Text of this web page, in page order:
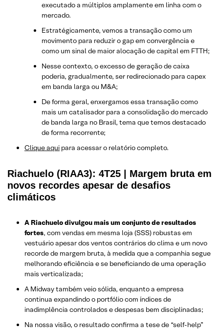
executado a múltiplos amplamente em linha com o
mercado.
Estratégicamente, vemos a transação como um
movimento para reduzir o gap em convergência e
como um sinal de maior alocação de capital em FTTH;
Nesse contexto, o excesso de geração de caixa
poderia, gradualmente, ser redirecionado para capex
em banda larga ou M&A;
De forma geral, enxergamos essa transação como
mais um catalisador para a consolidação do mercado
de banda larga no Brasil, tema que temos destacado
de forma recorrente;
Clique aqui para acessar o relatório completo.
Riachuelo (RIAA3): 4T25 | Margem bruta em
novos recordes apesar de desafios
climáticos
A Riachuelo divulgou mais um conjunto de resultados
fortes, com vendas em mesma loja (SSS) robustas em
vestuário apesar dos ventos contrários do clima e um novo
recorde de margem bruta, à medida que a companhia segue
melhorando eficiência e se beneficiando de uma operação
mais verticalizada;
A Midway também veio sólida, enquanto a empresa
continua expandindo o portfólio com índices de
inadimplência controlados e despesas bem disciplinadas;
Na nossa visão, o resultado confirma a tese de “self-help”